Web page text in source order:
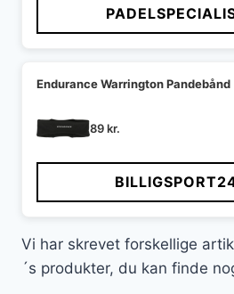
Endurance Warrington Pandebånd
89kr.
Vi har skrevet forskellige
´s produkter, du kan finde